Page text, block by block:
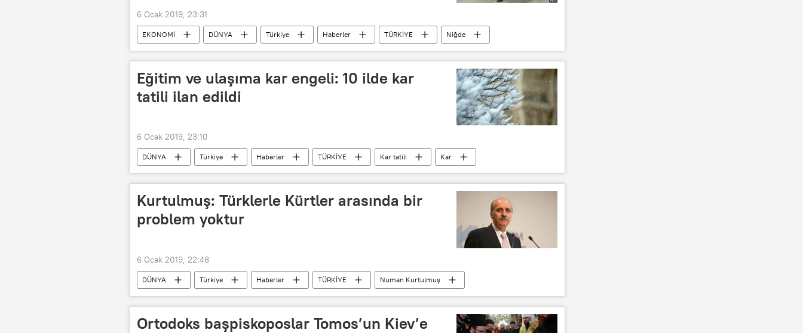
6 Ocak 2019, 23:31
EKONOMİ DÜNYA Türkiye Haberler TÜRKİYE
Niğde
Plastik poşet
Eşek
Eğitim ve ulaşıma kar engeli: 10 ilde kar
tatili ilan edildi
6 Ocak 2019, 23:10
DÜNYA Türkiye Haberler TÜRKİYE Kar tatili Kar
Kurtulmuş: Türklerle Kürtler arasında bir
problem yoktur
6 Ocak 2019, 22:48
DÜNYA Türkiye Haberler TÜRKİYE
Numan Kurtulmuş
AK Parti
Kürt sorunu
Ortodoks başpiskoposlar Tomos’un Kiev’e